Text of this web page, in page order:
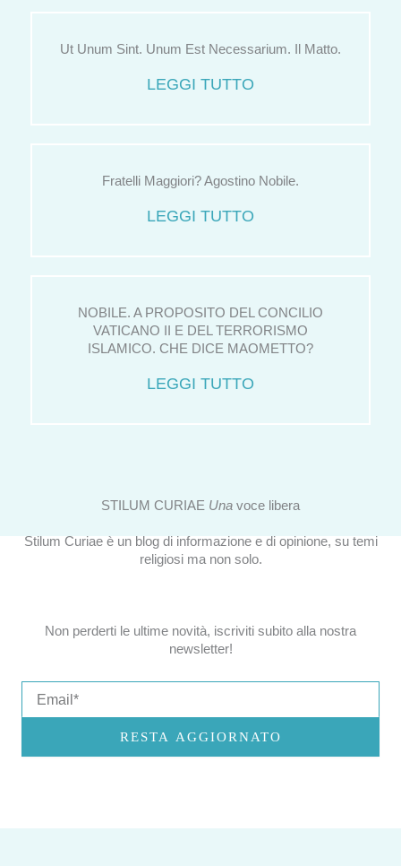
Ut Unum Sint. Unum Est Necessarium. Il Matto.
LEGGI TUTTO
Fratelli Maggiori? Agostino Nobile.
LEGGI TUTTO
NOBILE. A PROPOSITO DEL CONCILIO
VATICANO II E DEL TERRORISMO
ISLAMICO. CHE DICE MAOMETTO?
LEGGI TUTTO
STILUM CURIAE Una voce libera
Stilum Curiae è un blog di informazione e di opinione, su temi
religiosi ma non solo.
Non perderti le ultime novità, iscriviti subito alla nostra
newsletter!
RESTA AGGIORNATO